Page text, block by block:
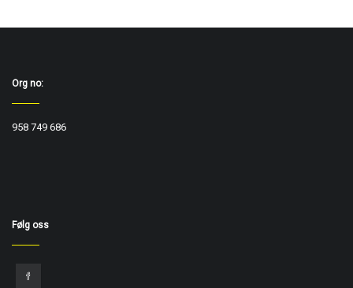
Org no:
958 749 686
Følg oss